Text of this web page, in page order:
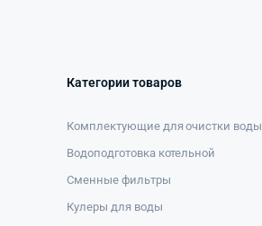
Категории товаров
Комплектующие для очистки воды
Водоподготовка котельной
Сменные фильтры
Кулеры для воды